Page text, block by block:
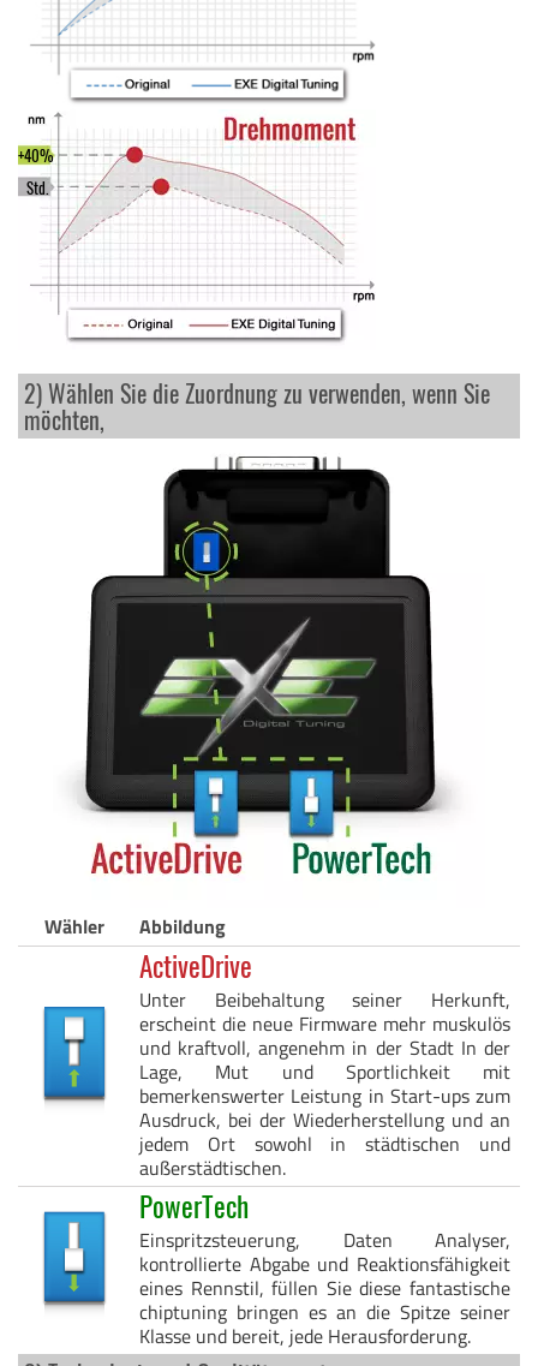
Std.
+40%
2) Wählen Sie die Zuordnung zu verwenden, wenn Sie
möchten,
Wähler Abbildung
ActiveDrive
Unter Beibehaltung seiner Herkunft,
erscheint die neue Firmware mehr muskulös
und kraftvoll, angenehm in der Stadt In der
Lage, Mut und Sportlichkeit mit
bemerkenswerter Leistung in Start-ups zum
Ausdruck, bei der Wiederherstellung und an
jedem Ort sowohl in städtischen und
außerstädtischen.
PowerTech
Einspritzsteuerung, Daten Analyser,
kontrollierte Abgabe und Reaktionsfähigkeit
eines Rennstil, füllen Sie diese fantastische
chiptuning bringen es an die Spitze seiner
Klasse und bereit, jede Herausforderung.